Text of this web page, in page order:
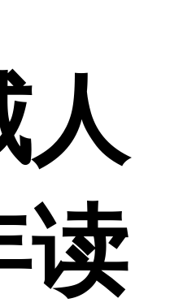
人
读